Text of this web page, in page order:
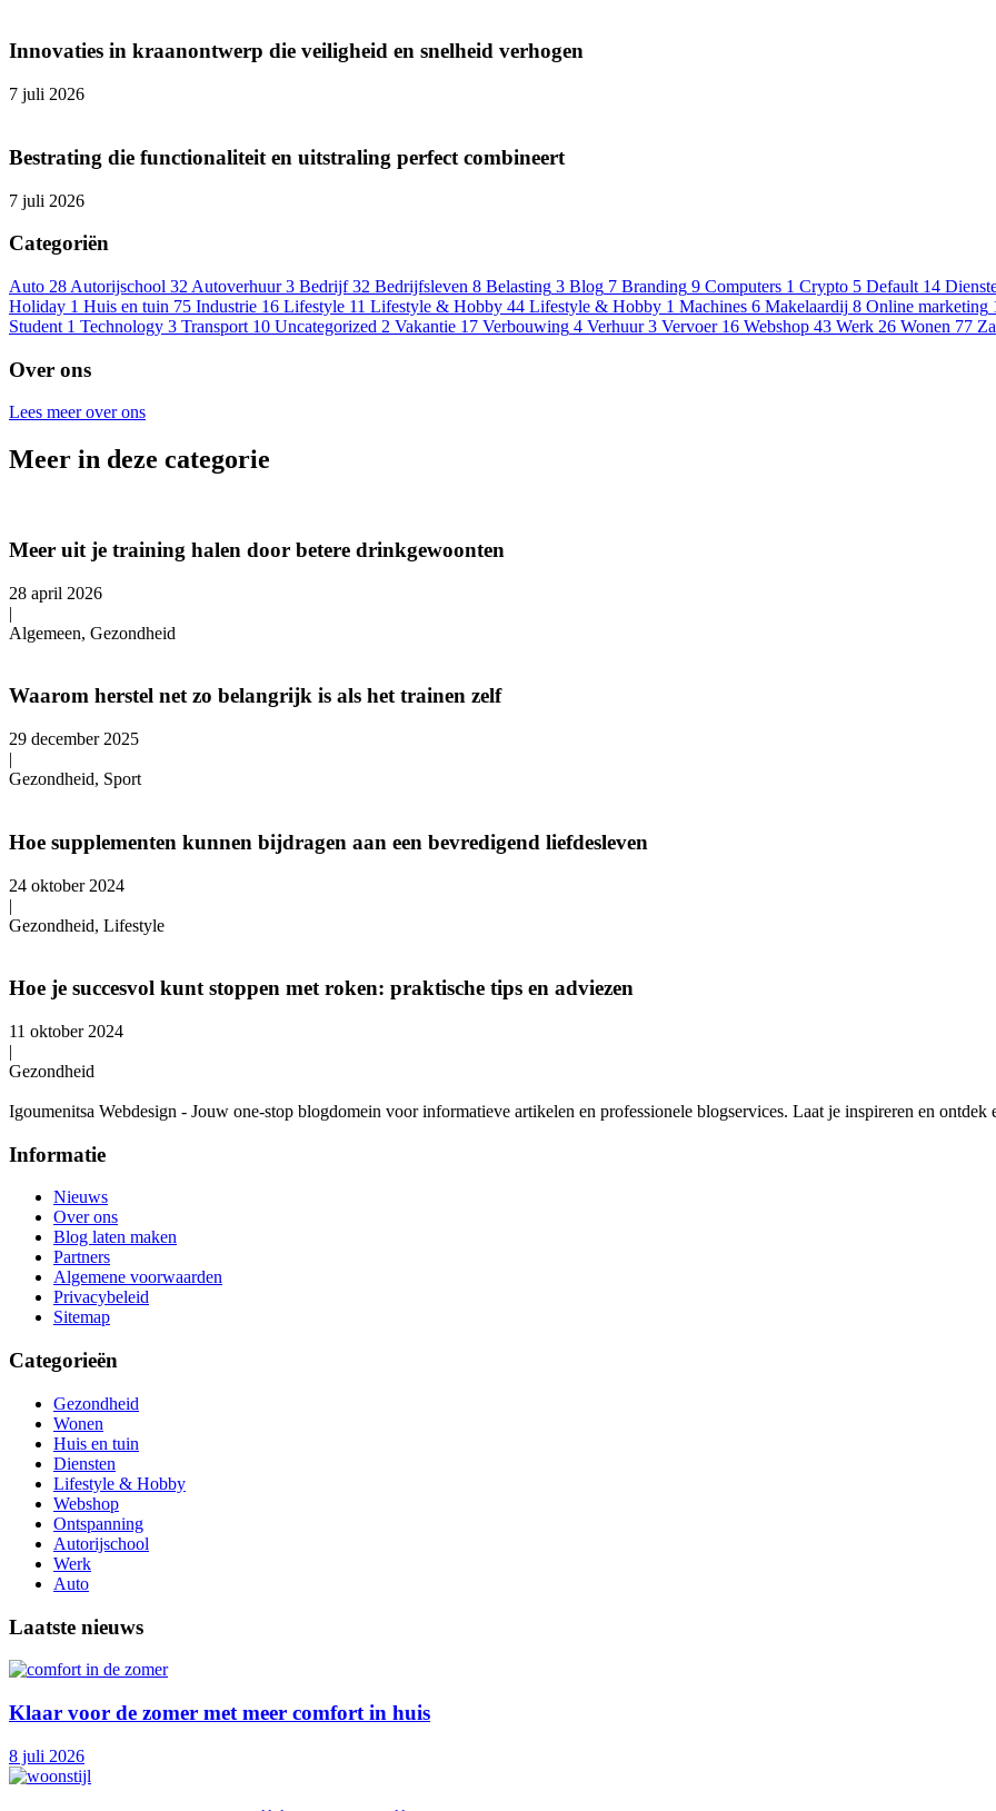
Innovaties in kraanontwerp die veiligheid en snelheid verhogen
7 juli 2026
Bestrating die functionaliteit en uitstraling perfect combineert
7 juli 2026
Categoriën
Auto 28 Autorijschool 32 Autoverhuur 3 Bedrijf 32 Bedrijfsleven 8 Belasting 3 Blog 7 Branding 9 Computers 1 Crypto 5 Default 14
Holiday 1 Huis en tuin 75 Industrie 16 Lifestyle 11 Lifestyle & Hobby 44 Lifestyle & Hobby 1 Machines 6 Makelaardij 8 Online marketing
Student 1 Technology 3 Transport 10 Uncategorized 2 Vakantie 17 Verbouwing 4 Verhuur 3 Vervoer 16 Webshop 43 Werk 26 Wonen 77
Over ons
Lees meer over ons
Meer in deze categorie
Meer uit je training halen door betere drinkgewoonten
28 april 2026
|
Algemeen, Gezondheid
Waarom herstel net zo belangrijk is als het trainen zelf
29 december 2025
|
Gezondheid, Sport
Hoe supplementen kunnen bijdragen aan een bevredigend liefdesleven
24 oktober 2024
|
Gezondheid, Lifestyle
Hoe je succesvol kunt stoppen met roken: praktische tips en adviezen
11 oktober 2024
|
Gezondheid
Igoumenitsa Webdesign - Jouw one-stop blogdomein voor informatieve artikelen en professionele blogservices. Laat je inspireren en ontdek
Informatie
Nieuws
Over ons
Blog laten maken
Partners
Algemene voorwaarden
Privacybeleid
Sitemap
Categorieën
Gezondheid
Wonen
Huis en tuin
Diensten
Lifestyle & Hobby
Webshop
Ontspanning
Autorijschool
Werk
Auto
Laatste nieuws
Klaar voor de zomer met meer comfort in huis
8 juli 2026